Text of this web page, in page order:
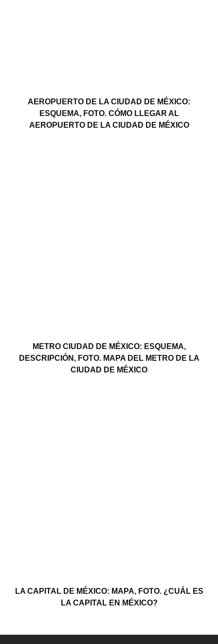
AEROPUERTO DE LA CIUDAD DE MÉXICO:
ESQUEMA, FOTO. CÓMO LLEGAR AL
AEROPUERTO DE LA CIUDAD DE MÉXICO
METRO CIUDAD DE MÉXICO: ESQUEMA,
DESCRIPCIÓN, FOTO. MAPA DEL METRO DE LA
CIUDAD DE MÉXICO
LA CAPITAL DE MÉXICO: MAPA, FOTO. ¿CUÁL ES
LA CAPITAL EN MÉXICO?